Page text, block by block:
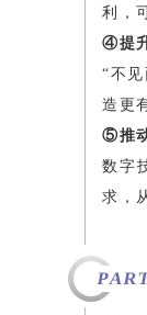
利，
④提
“不
造更
⑤推
数字
求，